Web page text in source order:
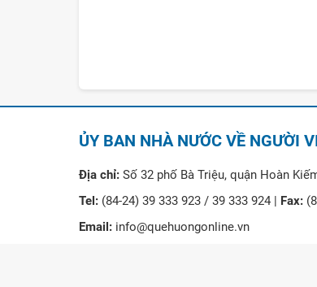
ỦY BAN NHÀ NƯỚC VỀ NGƯỜI
Địa chỉ: Số 32 phố Bà Triệu, quận Hoàn
Tel: (84-24) 39 333 923 / 39 333 924 | Fax:
Email: info@quehuongonline.vn